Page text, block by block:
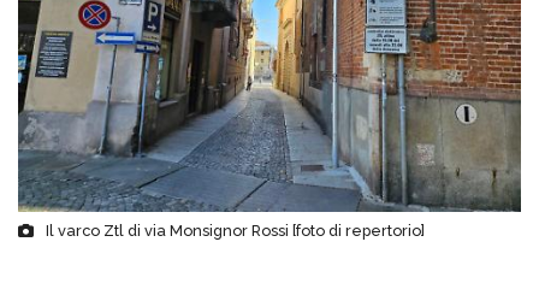
Il varco Ztl di via Monsignor Rossi [foto di repertorio]